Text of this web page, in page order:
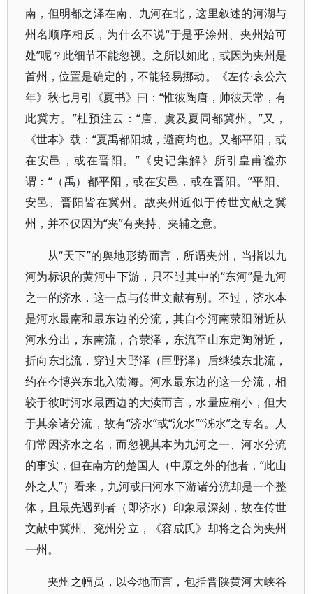
南，但明都之泽在南、九河在北，这里叙述的河湖与
州名顺序相反，为什么不说“于是乎涂州、夹州始可
处”呢？此细节不能忽视。之所以如此，或因为夹州是
首州，位置是确定的，不能轻易挪动。《左传·哀公六
年》秋七月引《夏书》曰：“惟彼陶唐，帅彼天常，有
此冀方。”杜预注云：“唐、虞及夏同都冀州。”又，
《世本》载：“夏禹都阳城，避商均也。又都平阳，或
在安邑，或在晋阳。”《史记集解》所引皇甫谧亦
谓：“（禹）都平阳，或在安邑，或在晋阳。”平阳、
安邑、晋阳皆在冀州。故夹州近似于传世文献之冀
州，并不仅因为“夹”有夹持、夹辅之意。
从“天下”的舆地形势而言，所谓夹州，当指以九
河为标识的黄河中下游，只不过其中的“东河”是九河
之一的济水，这一点与传世文献有别。不过，济水本
是河水最南和最东边的分流，其自今河南荥阳附近从
河水分出，东南流，合荥泽，东流至山东定陶附近，
折向东北流，穿过大野泽（巨野泽）后继续东北流，
约在今博兴东北入渤海。河水最东边的这一分流，相
较于彼时河水最西边的大渎而言，水量应稍小，但大
于其余诸分流，故有“济水”或“沇水”“泲水”之专名。人
们常因济水之名，而忽视其本为九河之一、河水分流
的事实，但在南方的楚国人（中原之外的他者，“此山
外之人”）看来，九河或曰河水下游诸分流却是一个整
体，且最先遇到者（即济水）印象最深刻，故在传世
文献中冀州、兖州分立，《容成氏》却将之合为夹州
一州。
夹州之幅员，以今地而言，包括晋陕黄河大峡谷